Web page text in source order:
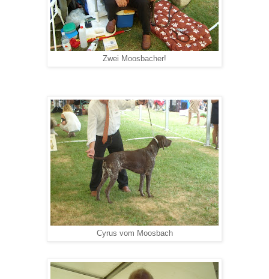
Zwei Moosbacher!
Cyrus vom Moosbach